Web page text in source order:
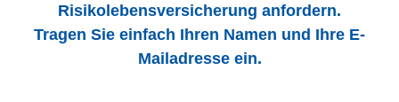
Risikolebensversicherung anfordern.
Tragen Sie einfach Ihren Namen und Ihre E-
Mailadresse ein.